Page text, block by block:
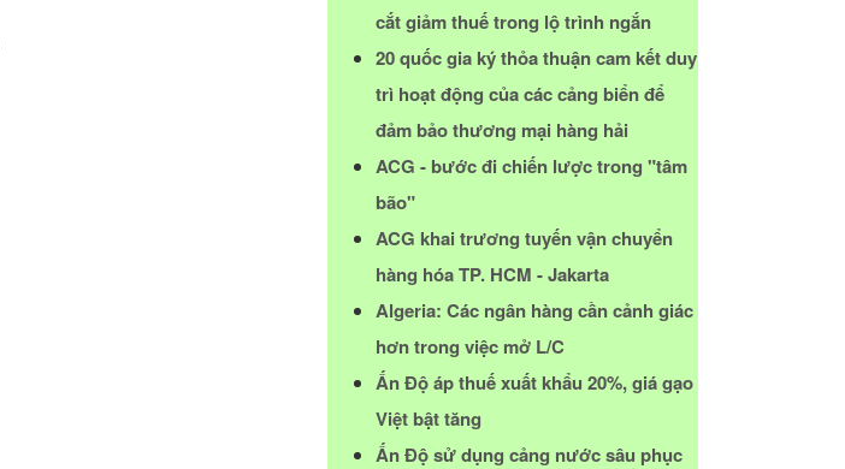
cắt giảm thuế trong lộ trình ngắn
20 quốc gia ký thỏa thuận cam kết duy
trì hoạt động của các cảng biển để
đảm bảo thương mại hàng hải
ACG - bước đi chiến lược trong "tâm
bão"
ACG khai trương tuyến vận chuyển
hàng hóa TP. HCM - Jakarta
Algeria: Các ngân hàng cần cảnh giác
hơn trong việc mở L/C
Ấn Độ áp thuế xuất khẩu 20%, giá gạo
Việt bật tăng
Ấn Độ sử dụng cảng nước sâu phục